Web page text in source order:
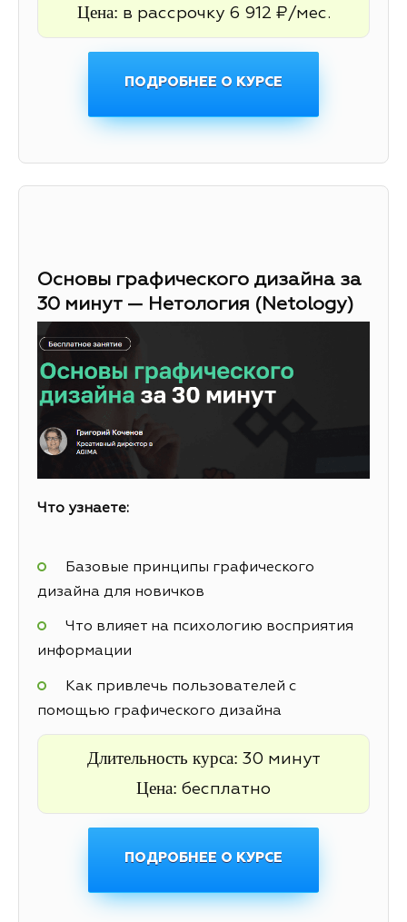
Цена: в рассрочку 6 912 ₽/мес.
ПОДРОБНЕЕ О КУРСЕ
Основы графического дизайна за
30 минут — Нетология (Netology)
Что узнаете:
Базовые принципы графического
дизайна для новичков
Что влияет на психологию восприятия
информации
Как привлечь пользователей с
помощью графического дизайна
Длительность курса: 30 минут
Цена: бесплатно
ПОДРОБНЕЕ О КУРСЕ